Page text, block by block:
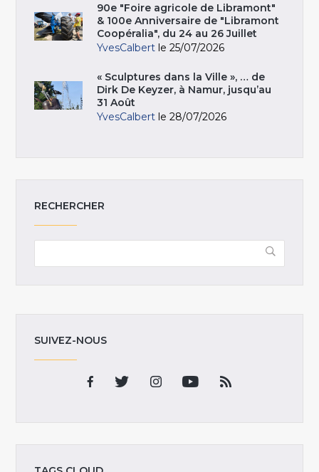
90e "Foire agricole de Libramont"
& 100e Anniversaire de "Libramont
Coopéralia", du 24 au 26 Juillet
YvesCalbert le 25/07/2026
« Sculptures dans la Ville », … de
Dirk De Keyzer, à Namur, jusqu’au
31 Août
YvesCalbert le 28/07/2026
RECHERCHER
SUIVEZ-NOUS